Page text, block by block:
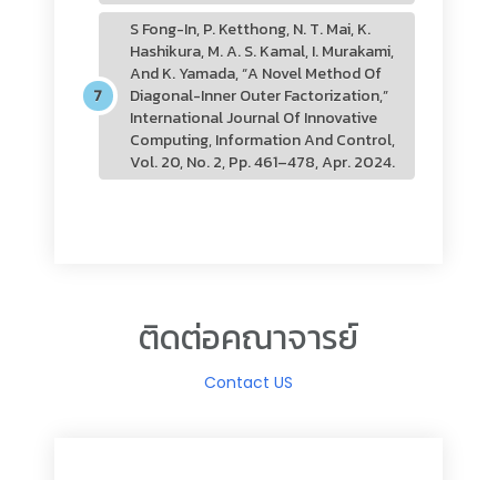
S Fong-In, P. Ketthong, N. T. Mai, K.
Hashikura, M. A. S. Kamal, I. Murakami,
And K. Yamada, “A Novel Method Of
Diagonal-Inner Outer Factorization,”
International Journal Of Innovative
Computing, Information And Control,
Vol. 20, No. 2, Pp. 461–478, Apr. 2024.
ติดต่อคณาจารย์
Contact US